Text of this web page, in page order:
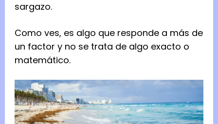
sargazo.
Como ves, es algo que responde a más de
un factor y no se trata de algo exacto o
matemático.